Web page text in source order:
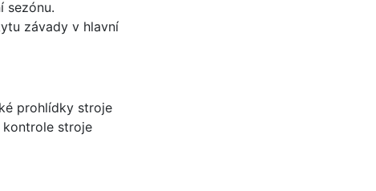
sezónu.
závady v hlavní
prohlídky stroje
stroje